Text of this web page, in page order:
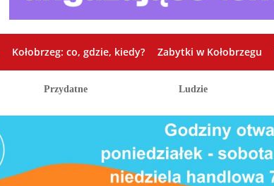
Kołobrzeg: co, gdzie, kiedy? Zabytki w Kołobrzegu
Przydatne Ludzie